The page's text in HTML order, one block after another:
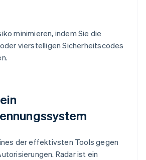
minimieren, indem Sie die
vierstelligen Sicherheitscodes
der effektivsten Tools gegen
Radar ist ein